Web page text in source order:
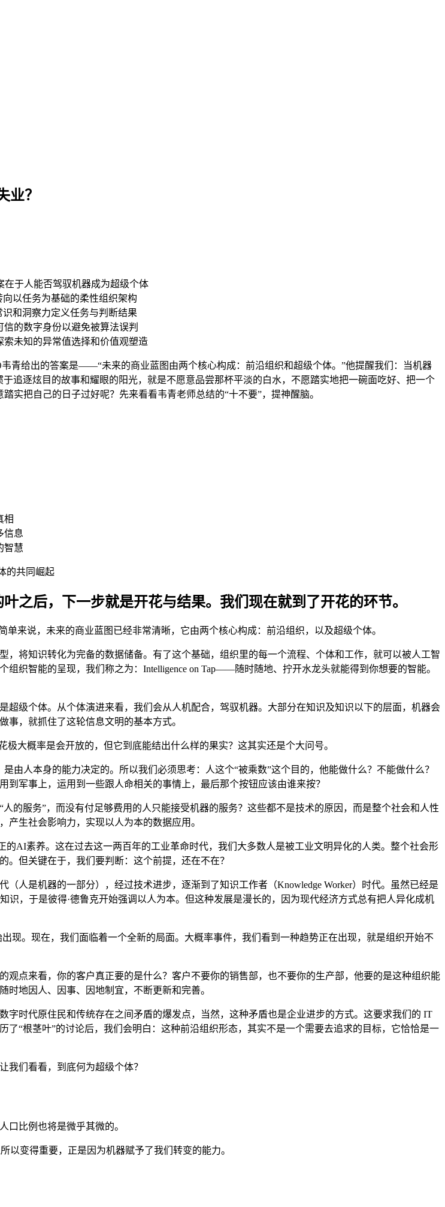
？
于人能否驾驭机器成为超级个体
以任务为基础的柔性组织架构
和洞察力定义任务与判断结果
的数字身份以避免被算法误判
未知的异常值选择和价值观塑造
青给出的答案是——“未来的商业蓝图由两个核心构成：前沿组织和超级个体。”他提醒我们：当机器
追逐炫目的故事和耀眼的阳光，就是不愿意品尝那杯平淡的白水，不愿踏实地把一碗面吃好、把一个
实把自己的日子过好呢？先来看看韦青老师总结的“十不要”，提神醒脑。
相
信息
智慧
的共同崛起
之后，下一步就是开花与结果。我们现在就到了开花的环节。
来说，未来的商业蓝图已经非常清晰，它由两个核心构成：前沿组织，以及超级个体。
将知识转化为完备的数据储备。有了这个基础，组织里的每一个流程、个体和工作，就可以被人工智
织智能的呈现，我们称之为：Intelligence on Tap——随时随地、拧开水龙头就能得到你想要的智能。
级个体。从个体演进来看，我们会从人机配合，驾驭机器。大部分在知识及知识以下的层面，机器会
，就抓住了这轮信息文明的基本方式。
大概率是会开放的，但它到底能结出什么样的果实？这其实还是个大问号。
由人本身的能力决定的。所以我们必须思考：人这个“被乘数”这个目的，他能做什么？不能做什么？
军事上，运用到一些跟人命相关的事情上，最后那个按钮应该由谁来按？
的服务”，而没有付足够费用的人只能接受机器的服务？这些都不是技术的原因，而是整个社会和人性
生社会影响力，实现以人为本的数据应用。
AI素养。这在过去这一两百年的工业革命时代，我们大多数人是被工业文明异化的人类。整个社会形
但关键在于，我们要判断：这个前提，还在不在？
人是机器的一部分），经过技术进步，逐渐到了知识工作者（Knowledge Worker）时代。虽然已经是
，于是彼得·德鲁克开始强调以人为本。但这种发展是漫长的，因为现代经济方式总有把人异化成机
现。现在，我们面临着一个全新的局面。大概率事件，我们看到一种趋势正在出现，就是组织开始不
点来看，你的客户真正要的是什么？客户不要你的销售部，也不要你的生产部，他要的是这种组织能
地因人、因事、因地制宜，不断更新和完善。
时代原住民和传统存在之间矛盾的爆发点，当然，这种矛盾也是企业进步的方式。这要求我们的 IT
“根茎叶”的讨论后，我们会明白：这种前沿组织形态，其实不是一个需要去追求的目标，它恰恰是一
我们看看，到底何为超级个体？
口比例也将是微乎其微的。
以变得重要，正是因为机器赋予了我们转变的能力。